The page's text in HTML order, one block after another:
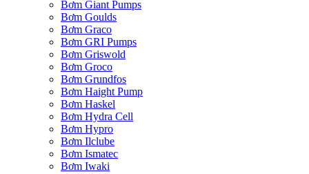
Bơm Giant Pumps
Bơm Goulds
Bơm Graco
Bơm GRI Pumps
Bơm Griswold
Bơm Groco
Bơm Grundfos
Bơm Haight Pump
Bơm Haskel
Bơm Hydra Cell
Bơm Hypro
Bơm Ilclube
Bơm Ismatec
Bơm Iwaki